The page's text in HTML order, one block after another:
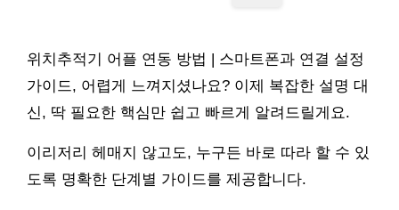
위치추적기 어플 연동 방법 | 스마트폰과 연결 설정
가이드, 어렵게 느껴지셨나요? 이제 복잡한 설명 대
신, 딱 필요한 핵심만 쉽고 빠르게 알려드릴게요.
이리저리 헤매지 않고도, 누구든 바로 따라 할 수 있
도록 명확한 단계별 가이드를 제공합니다.